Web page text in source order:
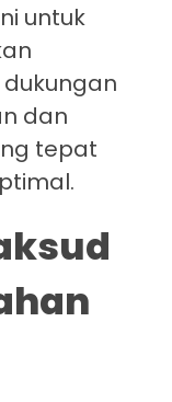
untuk
dan
tepat